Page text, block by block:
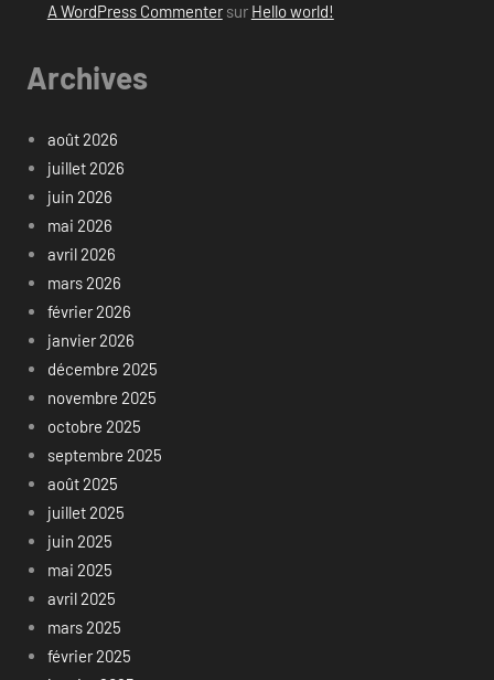
A WordPress Commentersur Hello world!
Archives
août 2026
juillet 2026
juin 2026
mai 2026
avril 2026
mars 2026
février 2026
janvier 2026
décembre 2025
novembre 2025
octobre 2025
septembre 2025
août 2025
juillet 2025
juin 2025
mai 2025
avril 2025
mars 2025
février 2025